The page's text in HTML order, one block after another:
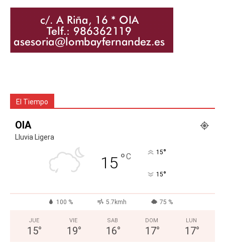
El Tiempo
OIA
Lluvia Ligera
15 °C 15°
15°
100 % 5.7kmh 75 %
JUE
15°
VIE
19°
SAB
16°
DOM
17°
LUN
17°